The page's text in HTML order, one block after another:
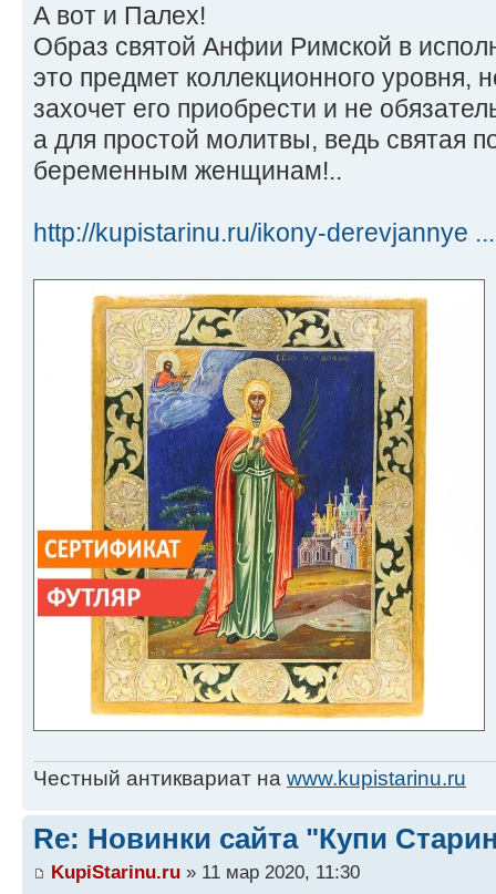
А вот и Палех!
Образ святой Анфии Римской в
это предмет коллекционного уровня,
захочет его приобрести и не
а для простой молитвы, ведь святая
беременным женщинам!..
http://kupistarinu.ru/ikony-derevjannye
Честный антиквариат на www.kupistarinu.ru
Re: Новинки сайта "Купи
KupiStarinu.ru » 11 мар 2020, 11:30